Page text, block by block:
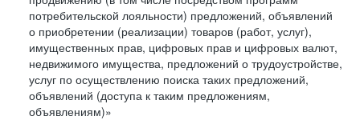
потребительской лояльности) предложений, объявлений
о приобретении (реализации) товаров (работ, услуг),
имущественных прав, цифровых прав и цифровых валют,
недвижимого имущества, предложений о трудоустройстве,
услуг по осуществлению поиска таких предложений,
объявлений (доступа к таким предложениям,
объявлениям)»